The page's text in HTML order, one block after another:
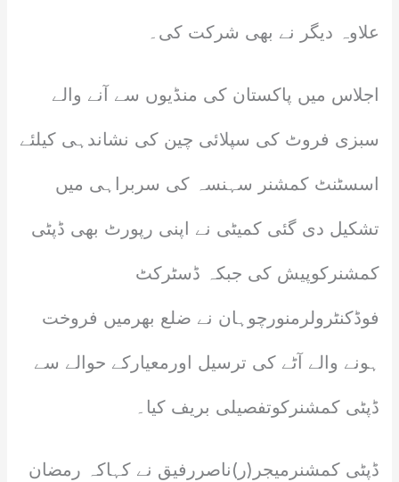
علاوہ دیگر نے بھی شرکت کی۔
اجلاس میں پاکستان کی منڈیوں سے آنے والے
سبزی فروٹ کی سپلائی چین کی نشاندہی کیلئے
اسسٹنٹ کمشنر سہنسہ کی سربراہی میں
تشکیل دی گئی کمیٹی نے اپنی رپورٹ بھی ڈپٹی
کمشنرکوپیش کی جبکہ ڈسٹرکٹ
فوڈکنٹرولرمنورچوہان نے ضلع بھرمیں فروخت
ہونے والے آٹے کی ترسیل اورمعیارکے حوالے سے
ڈپٹی کمشنرکوتفصیلی بریف کیا۔
ڈپٹی کمشنرمیجر(ر)ناصررفیق نے کہاکہ رمضان